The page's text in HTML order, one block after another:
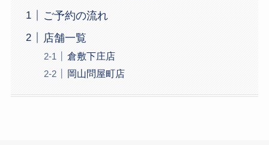
ご予約の流れ
店舗一覧
倉敷下庄店
岡山問屋町店